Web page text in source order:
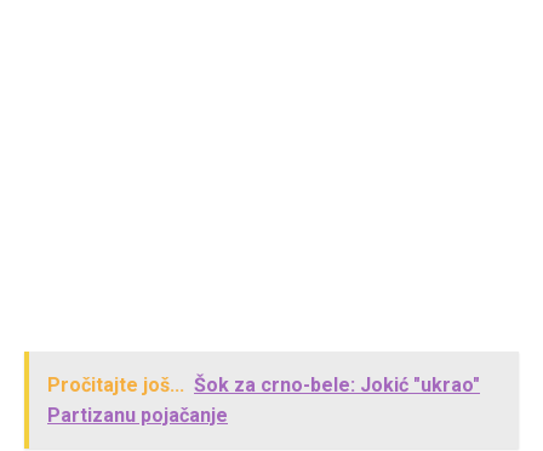
Pročitajte još... Šok za crno-bele: Jokić "ukrao"
Partizanu pojačanje